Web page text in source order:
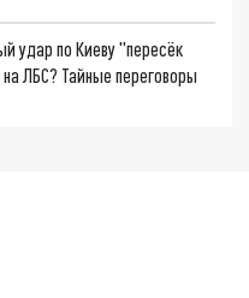
удар по Киеву "пересёк
ЛБС? Тайные переговоры